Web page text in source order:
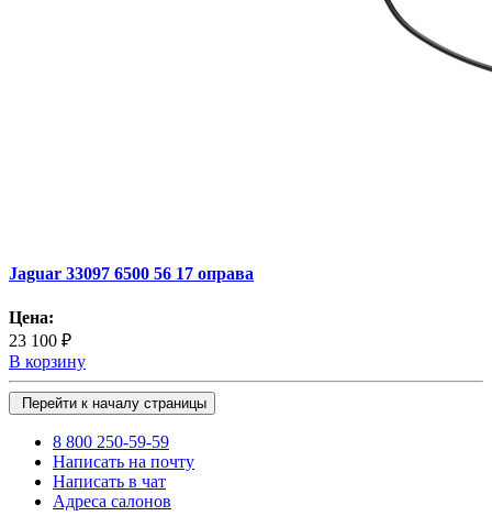
Jaguar 33097 6500 56 17 оправа
Цена:
23 100 ₽
В корзину
Перейти к началу страницы
8 800 250-59-59
Написать на почту
Написать в чат
Адреса салонов